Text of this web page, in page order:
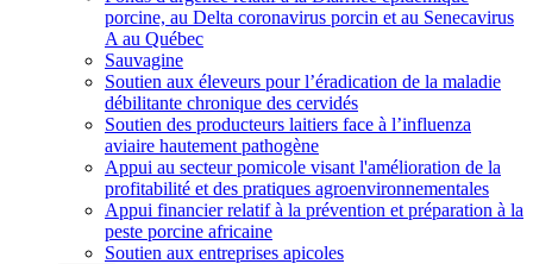
porcine, au Delta coronavirus porcin et au Senecavirus
A au Québec
Sauvagine
Soutien aux éleveurs pour l’éradication de la maladie
débilitante chronique des cervidés
Soutien des producteurs laitiers face à l’influenza
aviaire hautement pathogène
Appui au secteur pomicole visant l'amélioration de la
profitabilité et des pratiques agroenvironnementales
Appui financier relatif à la prévention et préparation à la
peste porcine africaine
Soutien aux entreprises apicoles